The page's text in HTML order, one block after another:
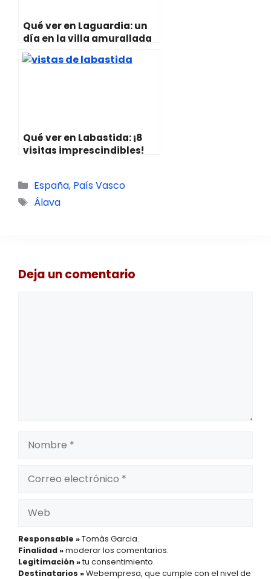
Qué ver en Laguardia: un
día en la villa amurallada
Qué ver en Labastida: ¡8
visitas imprescindibles!
Categorías
España, País Vasco
Etiquetas
Álava
Deja un comentario
Nombre
electrónico
Responsable »Tomàs Garcia.
Finalidad »moderar los comentarios.
Legitimación »tu consentimiento.
Destinatarios »Webempresa, que cumple con el nivel de